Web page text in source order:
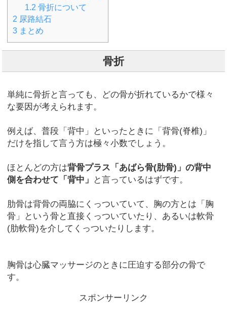
1.2 骨折について
2 尿路結石
3 まとめ
骨折
単純に骨折と言っても、どの骨が折れているかで様々
な要因が考えられます。
例えば、普段「背中」といったときに「背骨(脊椎)」
だけを指して言う方は極々小数でしょう。
ほとんどの方は背骨プラス「あばら骨(肋骨)」の背中
側を合わせて「背中」
と言っているはずです。
肋骨は背骨の両脇にくっついていて、胸の方とは「胸
骨」という骨と直接くっついていたり、あるいは軟骨
(肋軟骨)を介してくっついたりします。
胸骨は心臓マッサージのときに圧迫する部分の骨で
す。
スポンサーリンク